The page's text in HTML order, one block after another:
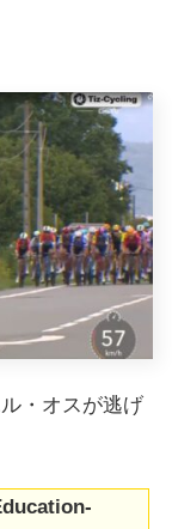
・オスが逃げ